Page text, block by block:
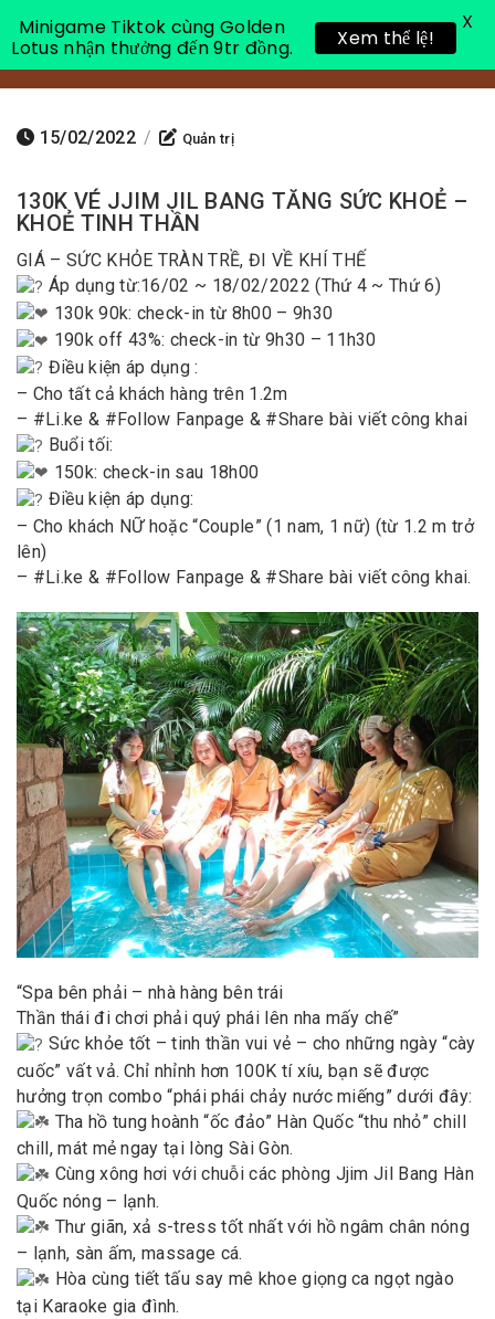
Toggle
15/02/2022 / Quản trị
130K VÉ JJIM JIL BANG TĂNG SỨC KHOẺ –
KHOẺ TINH THẦN
GIÁ – SỨC KHỎE TRÀN TRỀ, ĐI VỀ KHÍ THẾ
Áp dụng từ:16/02 ~ 18/02/2022 (Thứ 4 ~ Thứ 6)
130k 90k: check-in từ 8h00 – 9h30
190k off 43%: check-in từ 9h30 – 11h30
Điều kiện áp dụng :
– Cho tất cả khách hàng trên 1.2m
– #Li.ke & #Follow Fanpage & #Share bài viết công khai
Buổi tối:
150k: check-in sau 18h00
Điều kiện áp dụng:
– Cho khách NỮ hoặc “Couple” (1 nam, 1 nữ) (từ 1.2 m trở
lên)
– #Li.ke & #Follow Fanpage & #Share bài viết công khai.
“Spa bên phải – nhà hàng bên trái
Thần thái đi chơi phải quý phái lên nha mấy chế”
Sức khỏe tốt – tinh thần vui vẻ – cho những ngày “cày
cuốc” vất vả. Chỉ nhỉnh hơn 100K tí xíu, bạn sẽ được
hưởng trọn combo “phái phái chảy nước miếng” dưới đây:
Tha hồ tung hoành “ốc đảo” Hàn Quốc “thu nhỏ” chill
chill, mát mẻ ngay tại lòng Sài Gòn.
Cùng xông hơi với chuỗi các phòng Jjim Jil Bang Hàn
Quốc nóng – lạnh.
Thư giãn, xả s-tress tốt nhất với hồ ngâm chân nóng
– lạnh, sàn ấm, massage cá.
Hòa cùng tiết tấu say mê khoe giọng ca ngọt ngào
tại Karaoke gia đình.
Minigame Tiktok cùng Golden
Lotus nhận thưởng đến 9tr đồng.
Xem thể lệ!
X